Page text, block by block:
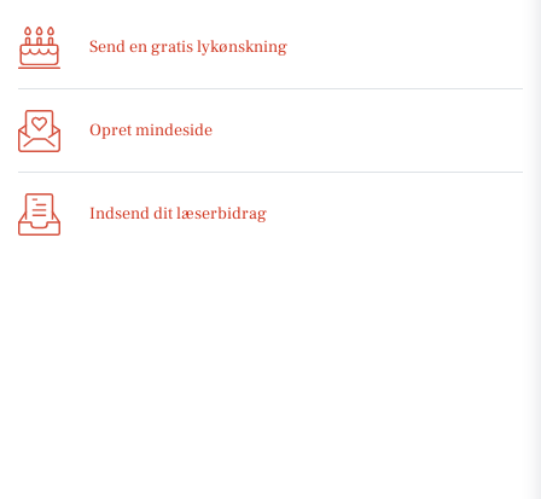
Send en gratis lykønskning
Opret mindeside
Indsend dit læserbidrag